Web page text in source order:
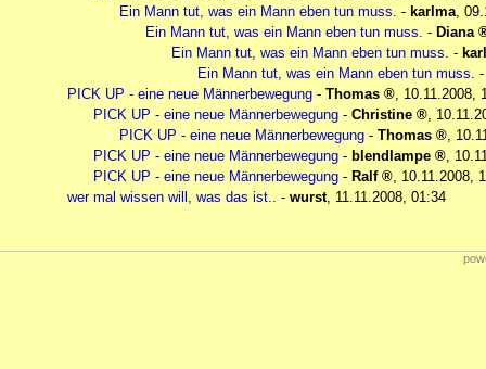
Ein Mann tut, was ein Mann eben tun muss. - karlma
Ein Mann tut, was ein Mann eben tun muss. - Diana
Ein Mann tut, was ein Mann eben tun muss. -
Ein Mann tut, was ein Mann eben tun muss.
PICK UP - eine neue Männerbewegung - Thomas
10.11.2008,
PICK UP - eine neue Männerbewegung - Christine
PICK UP - eine neue Männerbewegung - Thomas
PICK UP - eine neue Männerbewegung - blendlampe
PICK UP - eine neue Männerbewegung - Ralf
10.11.2008,
wer mal wissen will, was das ist..
- wurst, 11.11.2008, 01:34